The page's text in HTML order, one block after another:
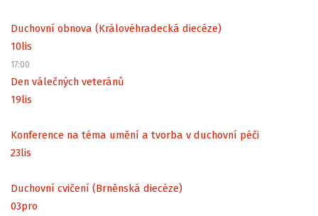
Duchovní obnova (Královéhradecká diecéze)
10lis
17:00
Den válečných veteránů
19lis
Konference na téma umění a tvorba v duchovní péči
23lis
Duchovní cvičení (Brněnská diecéze)
03pro